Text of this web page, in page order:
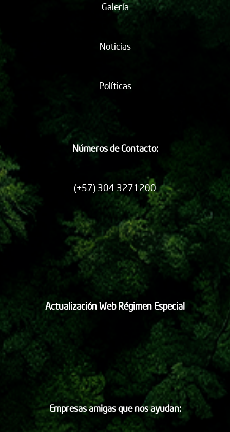
Galería
Noticias
Políticas
Números de Contacto:
(+57) 304 3271200
Actualización Web Régimen Especial
Empresas amigas que nos ayudan: